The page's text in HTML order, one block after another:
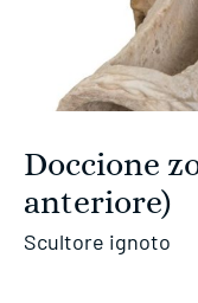
Doccione
anteriore)
Scultore ignoto